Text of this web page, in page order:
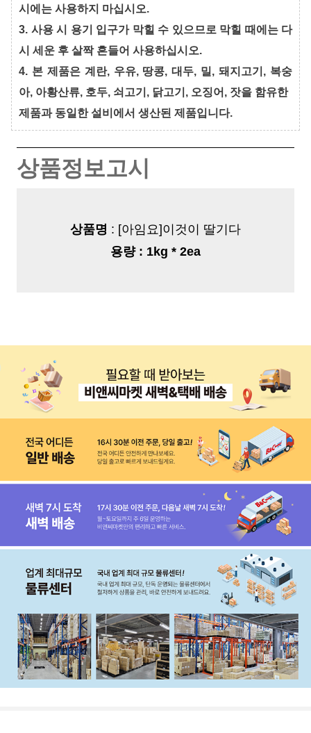
시에는 사용하지 마십시오.
3. 사용 시 용기 입구가 막힐 수 있으므로 막힐 때에는 다
시 세운 후 살짝 흔들어 사용하십시오.
4. 본 제품은 계란, 우유, 땅콩, 대두, 밀, 돼지고기, 복숭
아, 아황산류, 호두, 쇠고기, 닭고기, 오징어, 잣을 함유한
제품과 동일한 설비에서 생산된 제품입니다.
상품정보고시
상품명 : [아임요]이것이 딸기다
용량 : 1kg * 2ea